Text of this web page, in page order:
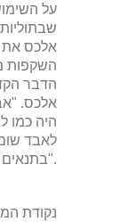
על
אלכס את
השקפות
הדבר
אלכס.
היה כמו
לאבד
בתנאים שלי".
נקודת